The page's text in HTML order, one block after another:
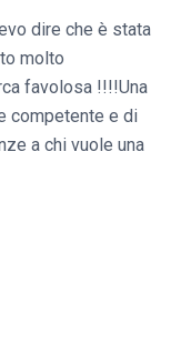
dire che è stata
molto
favolosa !!!!Una
competente e di
a chi vuole una